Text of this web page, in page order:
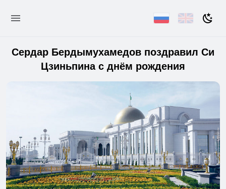
Сердар Бердымухамедов поздравил Си
Цзиньпина с днём рождения